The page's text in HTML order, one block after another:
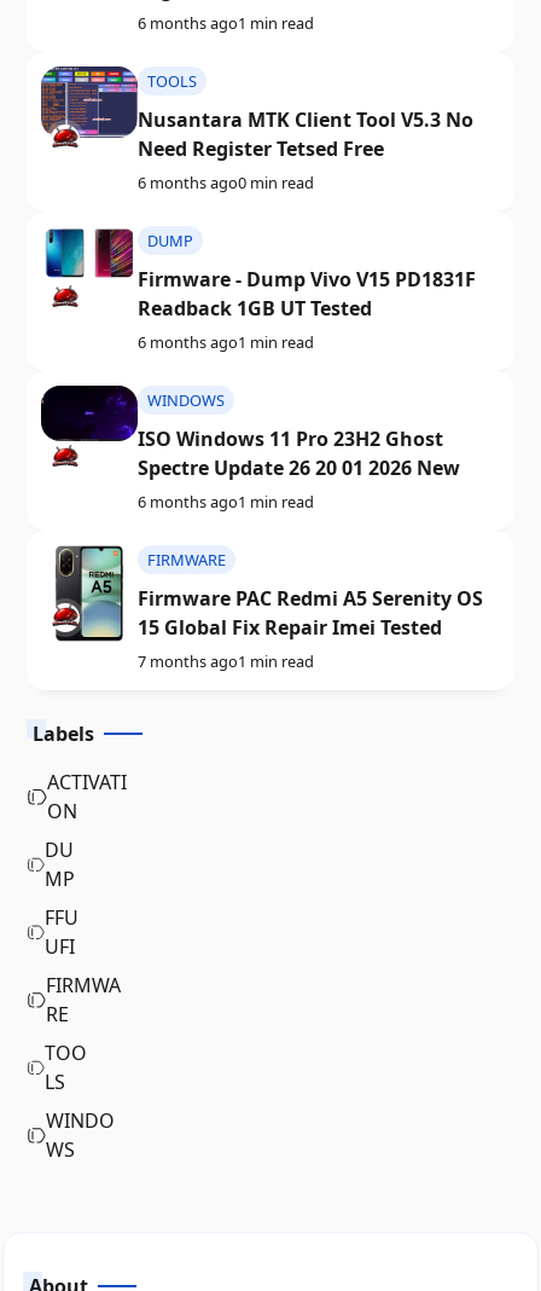
6 months ago1 min read
TOOLS
Nusantara MTK Client Tool V5.3 No
Need Register Tetsed Free
6 months ago0 min read
DUMP
Firmware - Dump Vivo V15 PD1831F
Readback 1GB UT Tested
6 months ago1 min read
WINDOWS
ISO Windows 11 Pro 23H2 Ghost
Spectre Update 26 20 01 2026 New
6 months ago1 min read
FIRMWARE
Firmware PAC Redmi A5 Serenity OS
15 Global Fix Repair Imei Tested
7 months ago1 min read
Labels
ACTIVATI
ON
DU
MP
FFU
UFI
FIRMWA
RE
TOO
LS
WINDO
WS